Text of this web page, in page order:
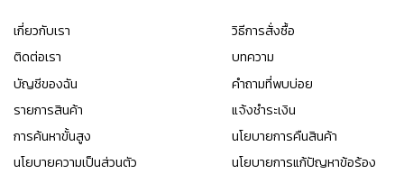
เกี่ยวกับเรา
ติดต่อเรา
บัญชีของฉัน
รายการสินค้า
การค้นหาขั้นสูง
นโยบายความเป็นส่วนตัว
วิธีการสั่งซื้อ
บทความ
คำถามที่พบบ่อย
แจ้งชำระเงิน
นโยบายการคืนสินค้า
นโยบายการแก้ปัญหาข้อร้อง